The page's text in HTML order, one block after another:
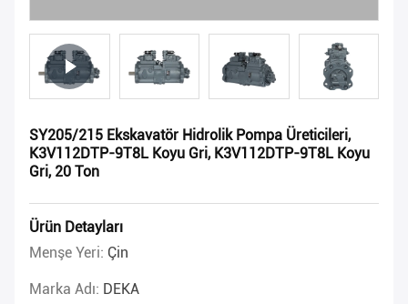
SY205/215 Ekskavatör Hidrolik Pompa Üreticileri,
K3V112DTP-9T8L Koyu Gri, K3V112DTP-9T8L Koyu
Gri, 20 Ton
Ürün Detayları
Menşe Yeri: Çin
Marka Adı: DEKA